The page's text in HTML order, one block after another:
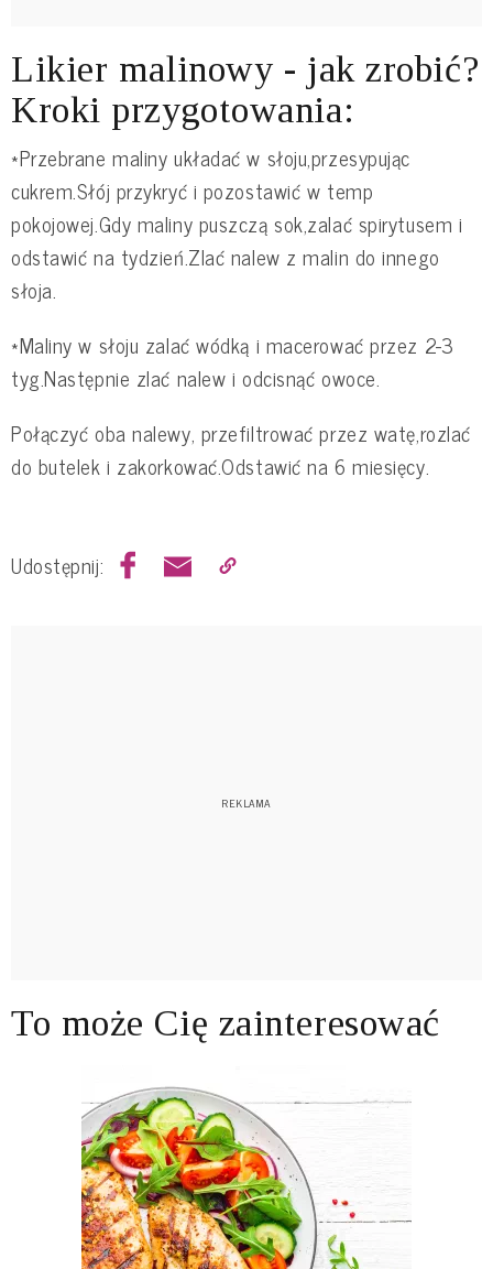
Likier malinowy - jak zrobić?
Kroki przygotowania:
*Przebrane maliny układać w słoju,przesypując
cukrem.Słój przykryć i pozostawić w temp
pokojowej.Gdy maliny puszczą sok,zalać spirytusem i
odstawić na tydzień.Zlać nalew z malin do innego
słoja.
*Maliny w słoju zalać wódką i macerować przez 2-3
tyg.Następnie zlać nalew i odcisnąć owoce.
Połączyć oba nalewy, przefiltrować przez watę,rozlać
do butelek i zakorkować.Odstawić na 6 miesięcy.
Udostępnij:
To może Cię zainteresować